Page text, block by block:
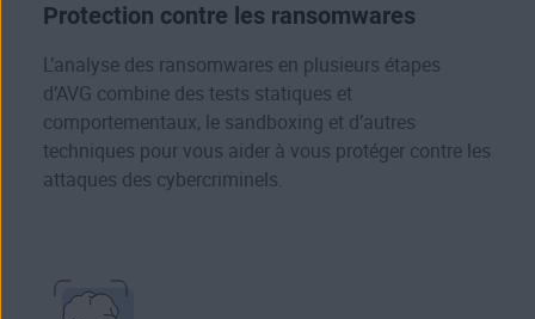
Protection contre les ransomwares
L’analyse des ransomwares en plusieurs étapes
d’AVG combine des tests statiques et
comportementaux, le sandboxing et d’autres
techniques pour vous aider à vous protéger contre les
attaques des cybercriminels.